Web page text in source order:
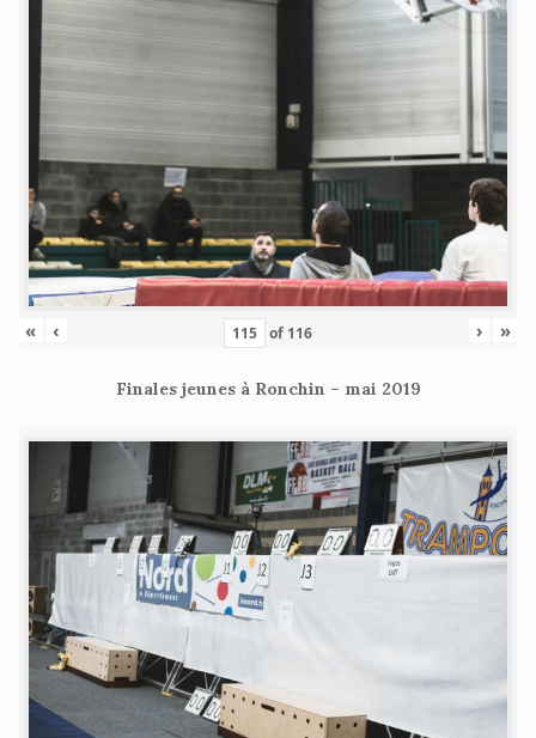
« ‹ of 116 › »
Finales jeunes à Ronchin – mai 2019